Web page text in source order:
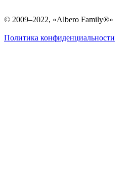
© 2009–2022, «Albero Family®»
Политика конфиденциальности